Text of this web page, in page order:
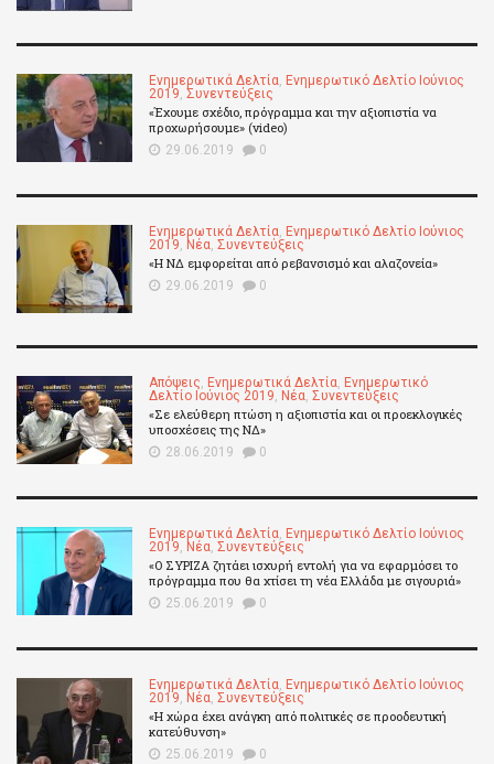
Ενημερωτικά Δελτία, Ενημερωτικό Δελτίο Ιούνιος
2019, Συνεντεύξεις
«Έχουμε σχέδιο, πρόγραμμα και την αξιοπιστία να
προχωρήσουμε» (video)
29.06.2019 0
Ενημερωτικά Δελτία, Ενημερωτικό Δελτίο Ιούνιος
2019, Νέα, Συνεντεύξεις
«Η ΝΔ εμφορείται από ρεβανσισμό και αλαζονεία»
29.06.2019 0
Απόψεις, Ενημερωτικά Δελτία, Ενημερωτικό
Δελτίο Ιούνιος 2019, Νέα, Συνεντεύξεις
«Σε ελεύθερη πτώση η αξιοπιστία και οι προεκλογικές
υποσχέσεις της ΝΔ»
28.06.2019 0
Ενημερωτικά Δελτία, Ενημερωτικό Δελτίο Ιούνιος
2019, Νέα, Συνεντεύξεις
«Ο ΣΥΡΙΖΑ ζητάει ισχυρή εντολή για να εφαρμόσει το
πρόγραμμα που θα χτίσει τη νέα Ελλάδα με σιγουριά»
25.06.2019 0
Ενημερωτικά Δελτία, Ενημερωτικό Δελτίο Ιούνιος
2019, Νέα, Συνεντεύξεις
«Η χώρα έχει ανάγκη από πολιτικές σε προοδευτική
κατεύθυνση»
25.06.2019 0